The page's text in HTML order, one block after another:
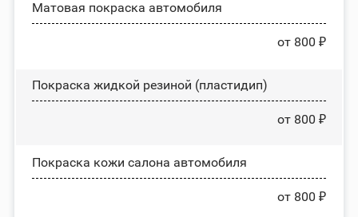
Матовая покраска автомобиля
от 800 ₽
Покраска жидкой резиной (пластидип)
от 800 ₽
Покраска кожи салона автомобиля
от 800 ₽